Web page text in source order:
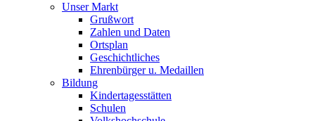
Unser Markt
Grußwort
Zahlen und Daten
Ortsplan
Geschichtliches
Ehrenbürger u. Medaillen
Bildung
Kindertagesstätten
Schulen